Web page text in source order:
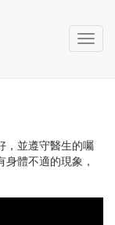
Toggle
，並遵守醫生的囑
體不適的現象，